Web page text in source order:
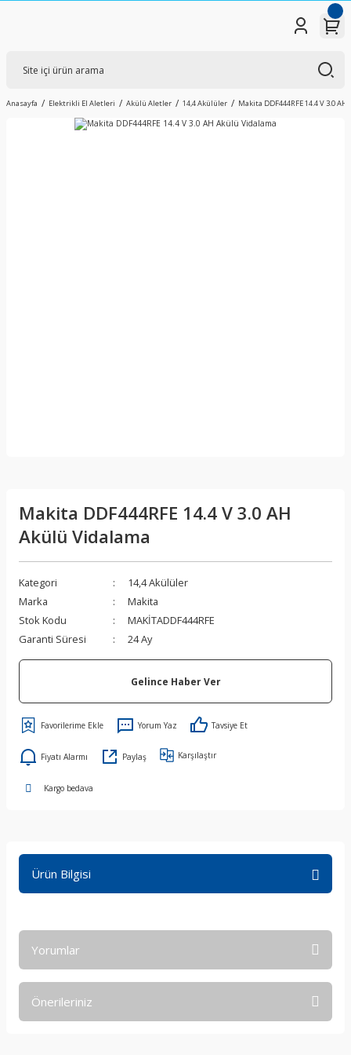
Anasayfa Elektrikli El Aletleri Akülü Aletler 14,4 Akülüler Makita DDF444RFE 14.4 V 3.0
Makita DDF444RFE 14.4 V 3.0 AH
Akülü Vidalama
Kategori
14,4 Akülüler
Marka
Makita
Stok Kodu
MAKİTADDF444RFE
Garanti Süresi
24 Ay
Gelince Haber Ver
Yorum Yaz Tavsiye Et
Fiyatı Alarmı Paylaş Karşılaştır
Kargo bedava
Ürün Bilgisi
Yorumlar
Önerileriniz